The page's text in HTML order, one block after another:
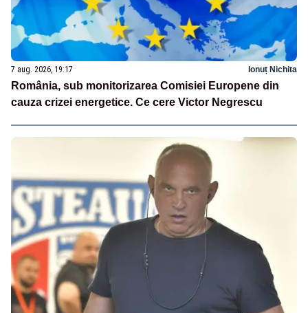
7 aug. 2026, 19:17 Ionuț Nichita
România, sub monitorizarea Comisiei Europene din
cauza crizei energetice. Ce cere Victor Negrescu